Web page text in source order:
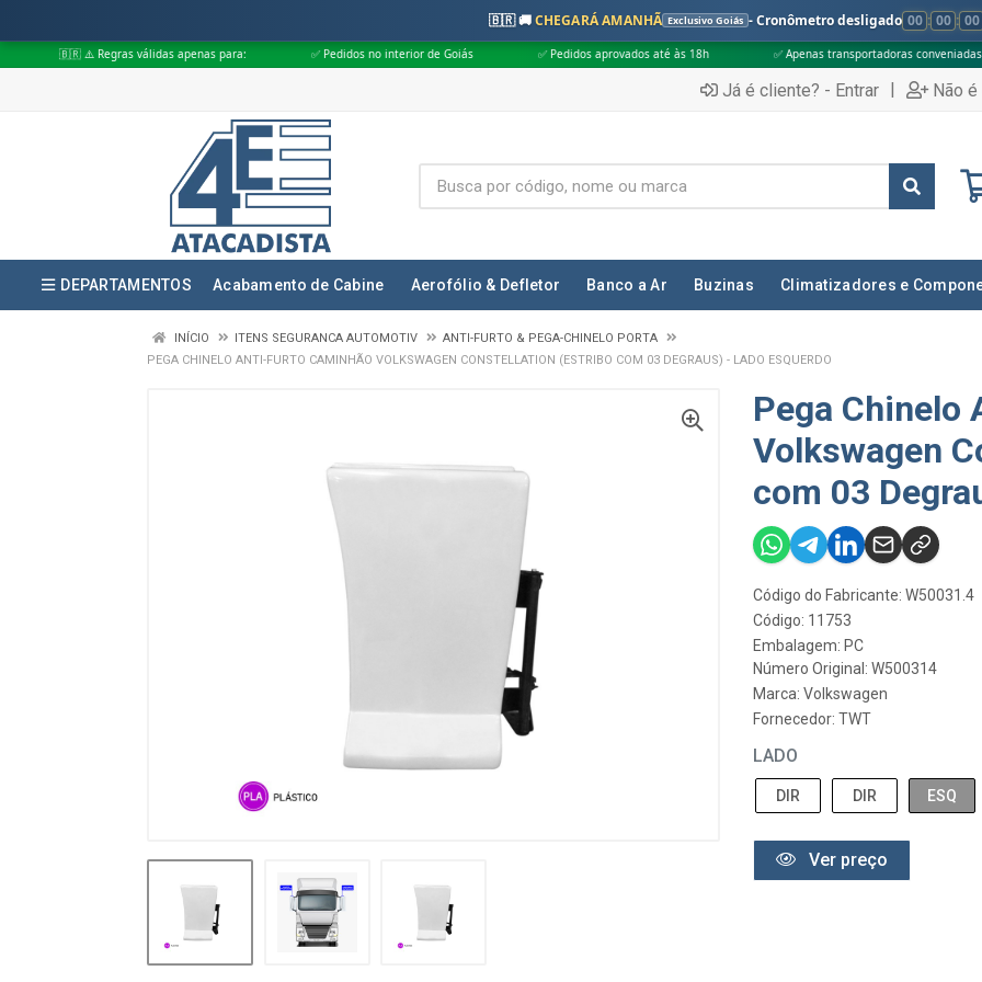
🇧🇷 🚚CHEGARÁ AMANHÃ Exclusivo Goiás - Cronômetro desligado 00 : 00 : 00
válidas apenas para: ✅ Pedidos no interior de Goiás ✅ Pedidos aprovados até às 18h ✅ Apenas transportadoras conveniadas (Grupo G5)
Já é cliente? - Entrar | Não
DEPARTAMENTOS Acabamento de Cabine Aerofólio & Defletor Banco a Ar Buzinas Climatizadores e
INÍCIO ITENS SEGURANCA AUTOMOTIV
ANTI-FURTO & PEGA-CHINELO PORTA
PEGA CHINELO ANTI-FURTO CAMINHÃO VOLKSWAGEN CONSTELLATION (ESTRIBO COM 03 DEGRAUS) - LADO ESQUERDO
Pega Chinelo
Volkswagen
com 03
Código do Fabricante: W50031.4
Código: 11753
Embalagem: PC
Número Original: W500314
Marca: Volkswagen
Fornecedor: TWT
LADO
DIR DIR ESQ
Ver preço